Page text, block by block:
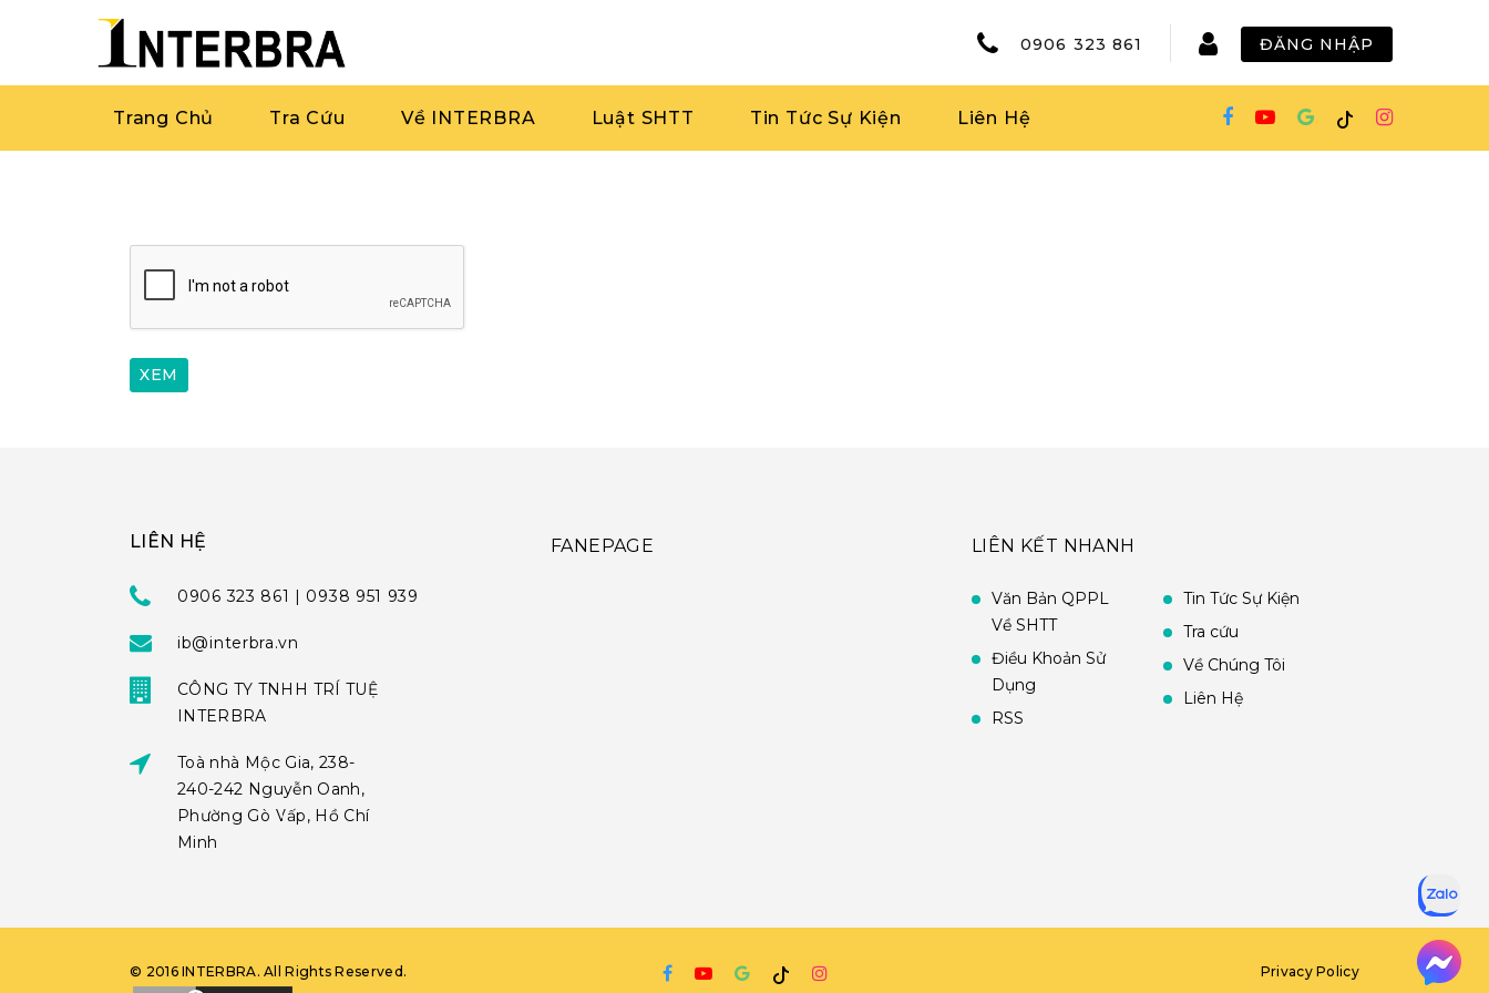
0906 323 861 ĐĂNG NHẬP
Trang Chủ Tra Cứu Về INTERBRA Luật SHTT Tin Tức Sự Kiện Liên Hệ
LIÊN HỆ
0906 323 861 | 0938 951 939
ib@interbra.vn
CÔNG TY TNHH TRÍ TUỆ
INTERBRA
Toà nhà Mộc Gia, 238-
240-242 Nguyễn Oanh,
Phường Gò Vấp, Hồ Chí
Minh
FANEPAGE LIÊN KẾT NHANH
Văn Bản QPPL
Về SHTT
Điều Khoản Sử
Dụng
RSS
Tin Tức Sự Kiện
Tra cứu
Về Chúng Tôi
Liên Hệ
© 2016 INTERBRA. All Rights Reserved. Privacy Policy